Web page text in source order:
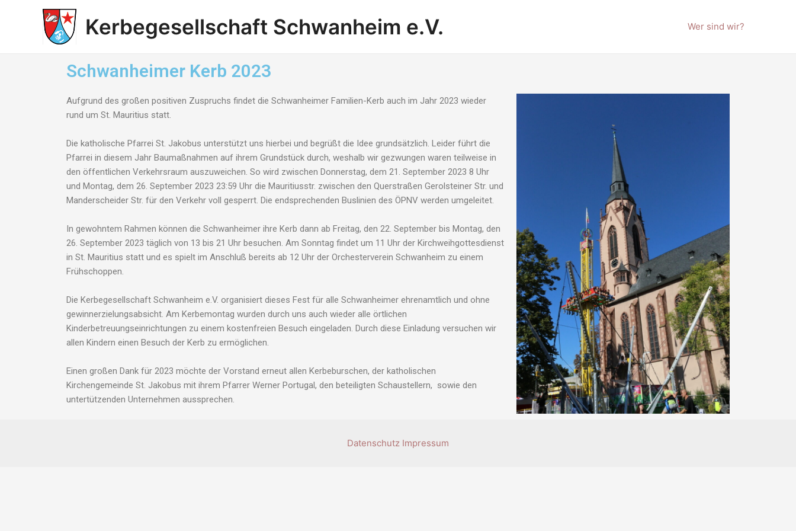
Kerbegesellschaft Schwanheim e.V. Wer sind wir?
Schwanheimer Kerb 2023
Aufgrund des großen positiven Zuspruchs findet die Schwanheimer Familien-Kerb auch im Jahr 2023 wieder
rund um St. Mauritius statt.
Die katholische Pfarrei St. Jakobus unterstützt uns hierbei und begrüßt die Idee grundsätzlich. Leider führt die
Pfarrei in diesem Jahr Baumaßnahmen auf ihrem Grundstück durch, weshalb wir gezwungen waren teilweise in
den öffentlichen Verkehrsraum auszuweichen. So wird zwischen Donnerstag, dem 21. September 2023 8 Uhr
und Montag, dem 26. September 2023 23:59 Uhr die Mauritiusstr. zwischen den Querstraßen Gerolsteiner Str. und
Manderscheider Str. für den Verkehr voll gesperrt. Die endsprechenden Buslinien des ÖPNV werden umgeleitet.
In gewohntem Rahmen können die Schwanheimer ihre Kerb dann ab Freitag, den 22. September bis Montag, den
26. September 2023 täglich von 13 bis 21 Uhr besuchen. Am Sonntag findet um 11 Uhr der Kirchweihgottesdienst
in St. Mauritius statt und es spielt im Anschluß bereits ab 12 Uhr der Orchesterverein Schwanheim zu einem
Frühschoppen.
Die Kerbegesellschaft Schwanheim e.V. organisiert dieses Fest für alle Schwanheimer ehrenamtlich und ohne
gewinnerzielungsabsicht. Am Kerbemontag wurden durch uns auch wieder alle örtlichen
Kinderbetreuungseinrichtungen zu einem kostenfreien Besuch eingeladen. Durch diese Einladung versuchen wir
allen Kindern einen Besuch der Kerb zu ermöglichen.
Einen großen Dank für 2023 möchte der Vorstand erneut allen Kerbeburschen, der katholischen
Kirchengemeinde St. Jakobus mit ihrem Pfarrer Werner Portugal, den beteiligten Schaustellern, sowie den
untertützenden Unternehmen aussprechen.
Datenschutz Impressum